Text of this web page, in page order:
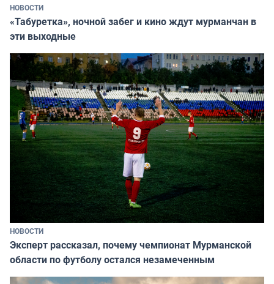
НОВОСТИ
«Табуретка», ночной забег и кино ждут мурманчан в
эти выходные
НОВОСТИ
Эксперт рассказал, почему чемпионат Мурманской
области по футболу остался незамеченным